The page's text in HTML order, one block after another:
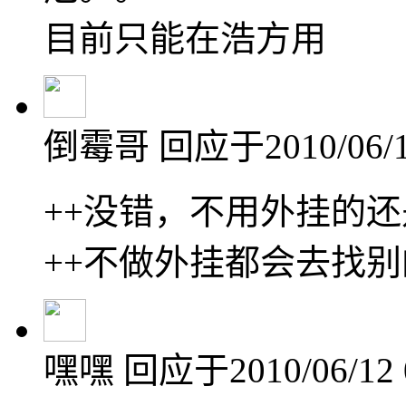
目前只能在浩方用
倒霉哥 回应于2010/06/
++没错，不用外挂的
++不做外挂都会去找
嘿嘿 回应于2010/06/12